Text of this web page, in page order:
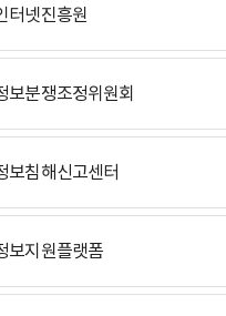
터넷진흥원
보분쟁조정위원회
보침해신고센터
보지원플랫폼